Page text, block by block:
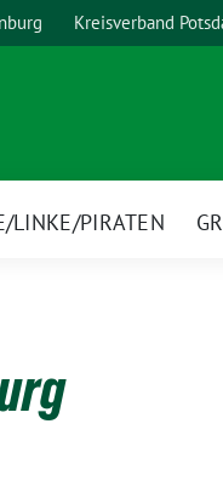
Kreisverband
LINKE/PIRATEN